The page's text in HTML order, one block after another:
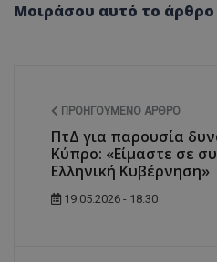
Μοιράσου αυτό το άρθρο
ΠΡΟΗΓΟΎΜΕΝΟ ΆΡΘΡΟ
ΠτΔ για παρουσία
Κύπρο: «Είμαστε σε
Ελληνική Κυβέρνηση»
19.05.2026 - 18:30